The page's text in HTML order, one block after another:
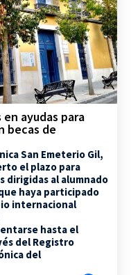
ayudas para
becas de
San Emeterio Gil,
el plazo para
dirigidas al alumnado
haya participado
internacional
hasta el
del Registro
del